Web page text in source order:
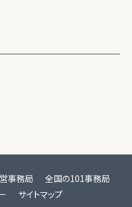
事務局
全国の101事務局
サイトマップ